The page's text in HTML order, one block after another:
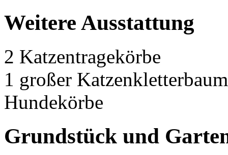
Weitere Ausstattung
2 Katzentragekörbe
1 großer Katzenkletterbaum
Hundekörbe
Grundstück und